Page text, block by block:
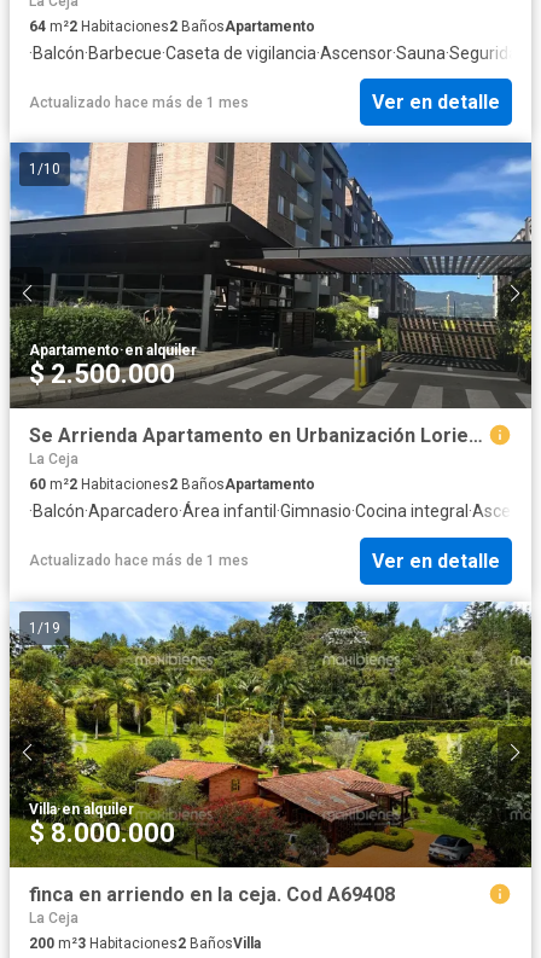
64 m²2 Habitaciones2 BañosApartamento
·Balcón·Barbecue·Caseta de vigilancia·Ascensor·Sauna·Seguridad
Actualizado hace más de 1 mes Ver en detalle
1 /10
Apartamento·en alquiler
$ 2.500.000
Se Arrienda Apartamento en Urbanización Loriet - La Ceja
La Ceja
60 m²2 Habitaciones2 BañosApartamento
·Balcón·Aparcadero·Área infantil ·Gimnasio·Cocina integral ·
Actualizado hace más de 1 mes Ver en detalle
1 /19
Villa·en alquiler
$ 8.000.000
finca en arriendo en la ceja. Cod A69408
La Ceja
200 m²3 Habitaciones2 BañosVilla